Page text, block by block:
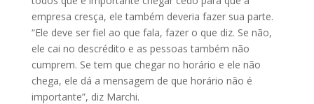
empresa cresça, ele também deveria fazer sua parte.
“Ele deve ser fiel ao que fala, fazer o que diz. Se não,
ele cai no descrédito e as pessoas também não
cumprem. Se tem que chegar no horário e ele não
chega, ele dá a mensagem de que horário não é
importante”, diz Marchi.